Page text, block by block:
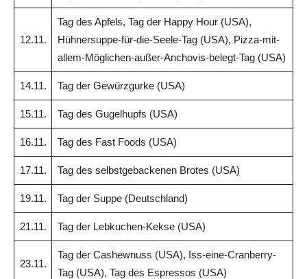
12.11.
Tag des Apfels, Tag der Happy Hour (USA),
Hühnersuppe-für-die-Seele-Tag (USA), Pizza-mit-
allem-Möglichen-außer-Anchovis-belegt-Tag (USA)
14.11. Tag der Gewürzgurke (USA)
15.11. Tag des Gugelhupfs (USA)
16.11. Tag des Fast Foods (USA)
17.11. Tag des selbstgebackenen Brotes (USA)
19.11. Tag der Suppe (Deutschland)
21.11. Tag der Lebkuchen-Kekse (USA)
23.11.
Tag der Cashewnuss (USA), Iss-eine-Cranberry-
Tag (USA), Tag des Espressos (USA)